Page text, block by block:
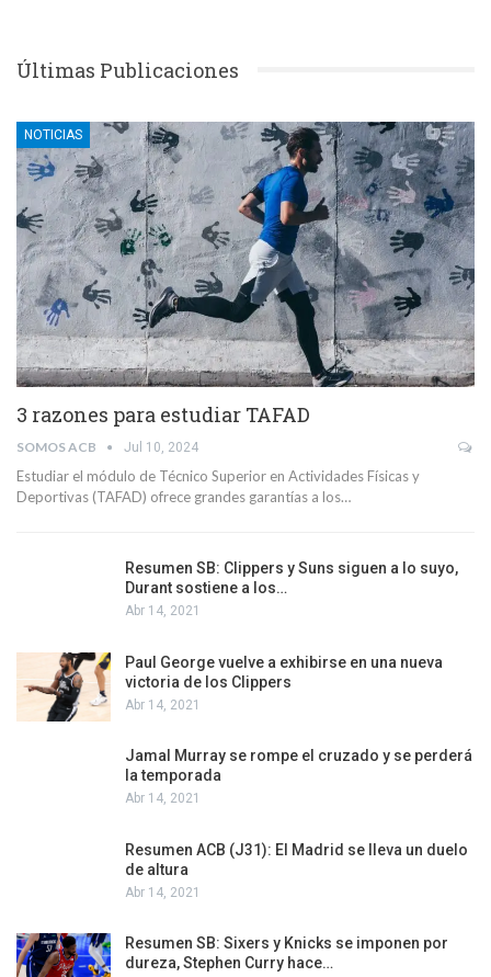
Últimas Publicaciones
NOTICIAS
3 razones para estudiar TAFAD
SOMOS ACB Jul 10, 2024
Estudiar el módulo de Técnico Superior en Actividades Físicas y
Deportivas (TAFAD) ofrece grandes garantías a los…
Resumen SB: Clippers y Suns siguen a lo suyo,
Durant sostiene a los…
Abr 14, 2021
Paul George vuelve a exhibirse en una nueva
victoria de los Clippers
Abr 14, 2021
Jamal Murray se rompe el cruzado y se perderá
la temporada
Abr 14, 2021
Resumen ACB (J31): El Madrid se lleva un duelo
de altura
Abr 14, 2021
Resumen SB: Sixers y Knicks se imponen por
dureza, Stephen Curry hace…